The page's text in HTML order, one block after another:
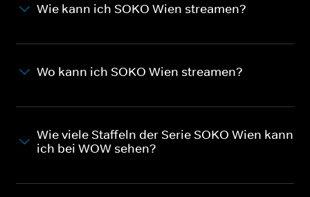
Wie kann ich SOKO Wien streamen?
Wo kann ich SOKO Wien streamen?
Wie viele Staffeln der Serie SOKO Wien kann
ich bei WOW sehen?